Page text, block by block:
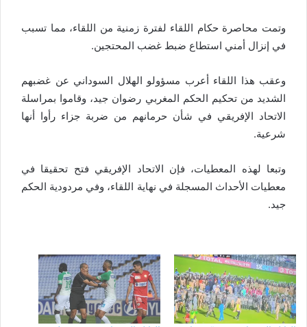
وتمت محاصرة حكام اللقاء لفترة زمنية من اللقاء، مما تسبب
في إنزال أمني استطاع ضبط غضب المحتجين.
وعقب هذا اللقاء أعرب مسؤولو الهلال السوداني عن غضبهم
الشديد من تحكيم الحكم المغربي رضوان جيد، وقاموا بمراسلة
الاتحاد الإفريقي في شأن حرمانهم من ضربة جزاء رأوا أنها
شرعية.
وتبعا لهذه المعطيات، فإن الاتحاد الإفريقي فتح تحقيقا في
معطيات الأحداث المسجلة في نهاية اللقاء، وفي مردودية الحكم
جيد.